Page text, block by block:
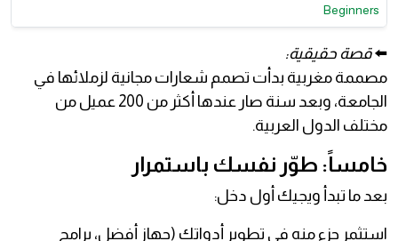
Beginners
⬅️قصة حقيقية:
مصممة مغربية بدأت تصمم شعارات مجانية لزملائها في
الجامعة، وبعد سنة صار عندها أكثر من 200 عميل من
مختلف الدول العربية.
خامساً: طوّر نفسك باستمرار
بعد ما تبدأ ويجيك أول دخل:
استثمر جزء منه في تطوير أدواتك (جهاز أفضل، برامج